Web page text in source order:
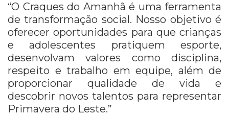
“O Craques do Amanhã é uma ferramenta
de transformação social. Nosso objetivo é
oferecer oportunidades para que crianças
e adolescentes pratiquem esporte,
desenvolvam valores como disciplina,
respeito e trabalho em equipe, além de
proporcionar qualidade de vida e
descobrir novos talentos para representar
Primavera do Leste.”